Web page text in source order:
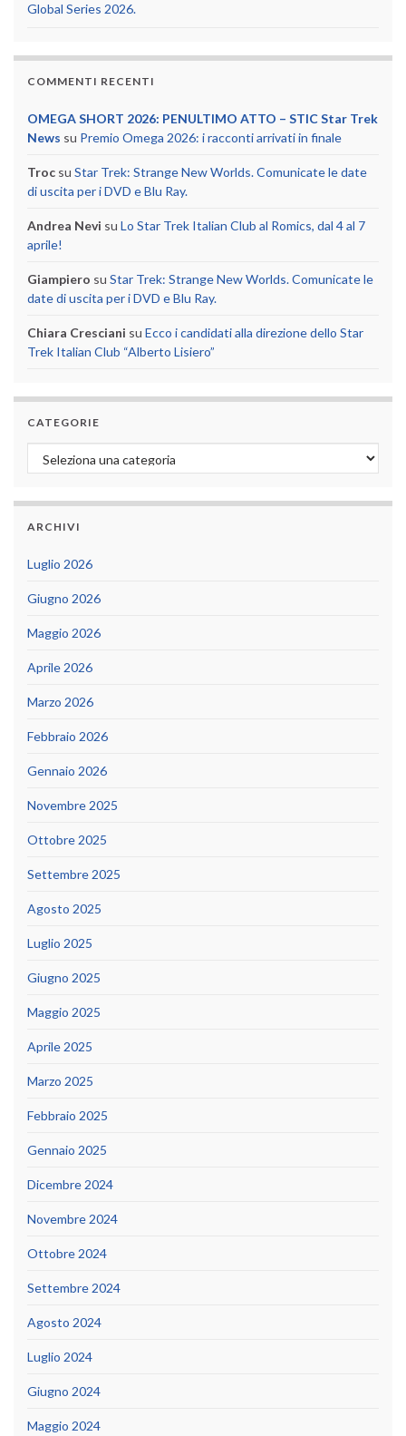
Global Series 2026.
COMMENTI RECENTI
OMEGA SHORT 2026: PENULTIMO ATTO – STIC Star Trek
News su Premio Omega 2026: i racconti arrivati in finale
Troc su Star Trek: Strange New Worlds. Comunicate le date
di uscita per i DVD e Blu Ray.
Andrea Nevi su Lo Star Trek Italian Club al Romics, dal 4 al 7
aprile!
Giampiero su Star Trek: Strange New Worlds. Comunicate le
date di uscita per i DVD e Blu Ray.
Chiara Cresciani su Ecco i candidati alla direzione dello Star
Trek Italian Club “Alberto Lisiero”
CATEGORIE
Categorie
ARCHIVI
Luglio 2026
Giugno 2026
Maggio 2026
Aprile 2026
Marzo 2026
Febbraio 2026
Gennaio 2026
Novembre 2025
Ottobre 2025
Settembre 2025
Agosto 2025
Luglio 2025
Giugno 2025
Maggio 2025
Aprile 2025
Marzo 2025
Febbraio 2025
Gennaio 2025
Dicembre 2024
Novembre 2024
Ottobre 2024
Settembre 2024
Agosto 2024
Luglio 2024
Giugno 2024
Maggio 2024